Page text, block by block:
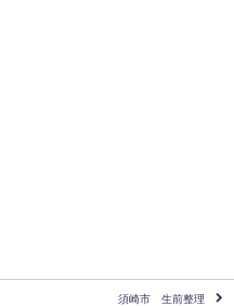
須崎市 生前整理